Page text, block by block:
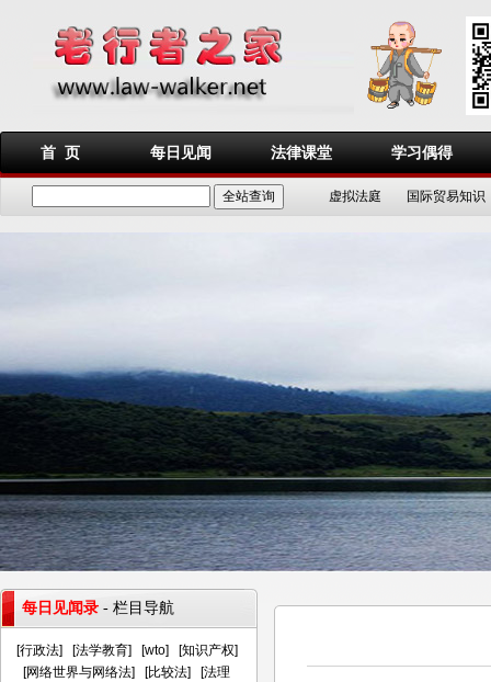
首 页 每日见闻 法律课堂 学习偶得
虚拟法庭 国际贸易知识
每日见闻录 - 栏目导航
[行政法] [法学教育] [wto] [知识产权]
[网络世界与网络法] [比较法] [法理